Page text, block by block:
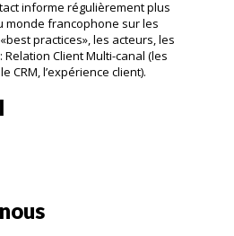
informe régulièrement plus
monde francophone sur les
practices», les acteurs, les
Client Multi-canal (les
CRM, l’expérience client).